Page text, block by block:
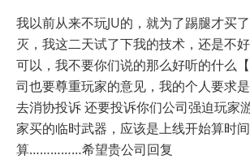
我以前从来不玩JU的，就为了踢腿才买
灭，我这二天试了下我的技术，还是不
可以，我不要你们说的那么好听的什么
司也要尊重玩家的意见，我的个人要求
去消协投诉 还要投诉你们公司强迫玩家
家买的临时武器，应该是上线开始算时
算……………希望贵公司回复